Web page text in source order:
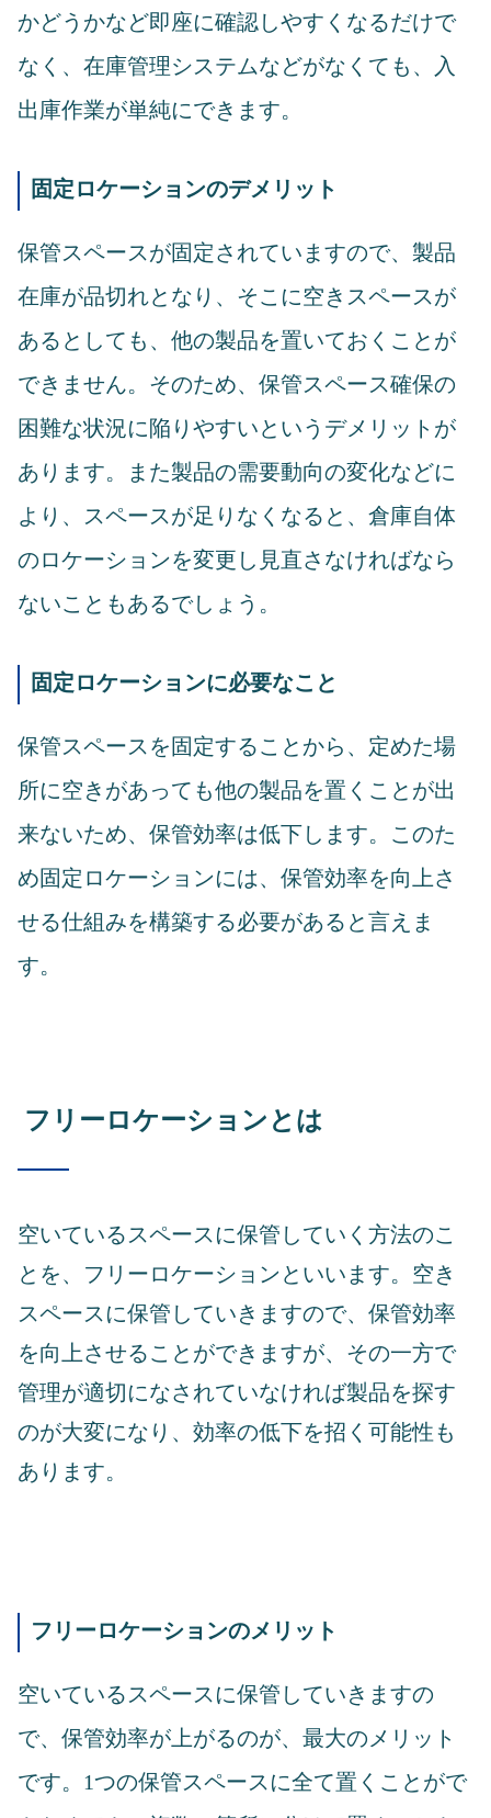
かどうかなど即座に確認しやすくなるだけで
なく、在庫管理システムなどがなくても、入
出庫作業が単純にできます。
固定ロケーションのデメリット
保管スペースが固定されていますので、製品
在庫が品切れとなり、そこに空きスペースが
あるとしても、他の製品を置いておくことが
できません。そのため、保管スペース確保の
困難な状況に陥りやすいというデメリットが
あります。また製品の需要動向の変化などに
より、スペースが足りなくなると、倉庫自体
のロケーションを変更し見直さなければなら
ないこともあるでしょう。
固定ロケーションに必要なこと
保管スペースを固定することから、定めた場
所に空きがあっても他の製品を置くことが出
来ないため、保管効率は低下します。このた
め固定ロケーションには、保管効率を向上さ
せる仕組みを構築する必要があると言えま
す。
フリーロケーションとは
空いているスペースに保管していく方法のこ
とを、フリーロケーションといいます。空き
スペースに保管していきますので、保管効率
を向上させることができますが、その一方で
管理が適切になされていなければ製品を探す
のが大変になり、効率の低下を招く可能性も
あります。
フリーロケーションのメリット
空いているスペースに保管していきますの
で、保管効率が上がるのが、最大のメリット
です。1つの保管スペースに全て置くことがで